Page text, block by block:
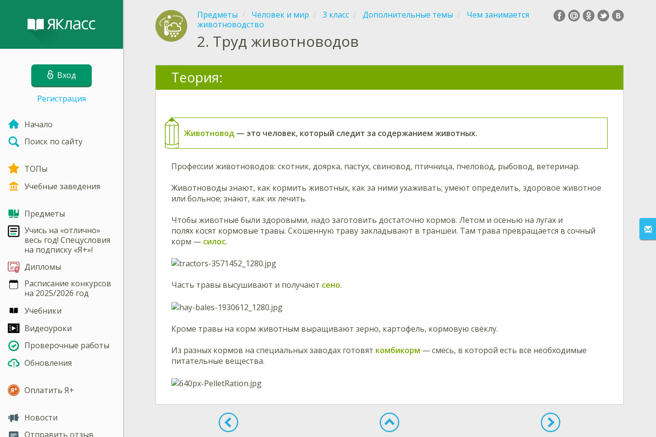
Вход
Регистрация
Начало
Поиск по сайту
ТОПы
Учебные заведения
Предметы
Учись на «отлично»
весь год! Спецусловия
на подписку «Я+»!
Дипломы
Расписание конкурсов
на 2025/2026 год
Учебники
Видеоуроки
Проверочные работы
Обновления
Оплатить Я+
Новости
Отправить отзыв
Предметы Человек и мир 3 класс Дополнительные темы
Чем занимается
животноводство
2. Труд животноводов
Теория:
Животновод — это человек, который следит за содержанием животных.
Профессии животноводов: скотник, доярка, пастух, свиновод, птичница, пчеловод, рыбовод, ветеринар.
Животноводы знают, как кормить животных, как за ними ухаживать; умеют определить, здоровое животное
или больное; знают, как их лечить.
Чтобы животные были здоровыми, надо заготовить достаточно кормов. Летом и осенью на лугах и
полях косят кормовые травы. Скошенную траву закладывают в траншеи. Там трава превращается в сочный
корм — силос.
Часть травы высушивают и получают сено.
Кроме травы на корм животным выращивают зерно, картофель, кормовую свёклу.
Из разных кормов на специальных заводах готовят комбикорм — смесь, в которой есть все необходимые
питательные вещества.